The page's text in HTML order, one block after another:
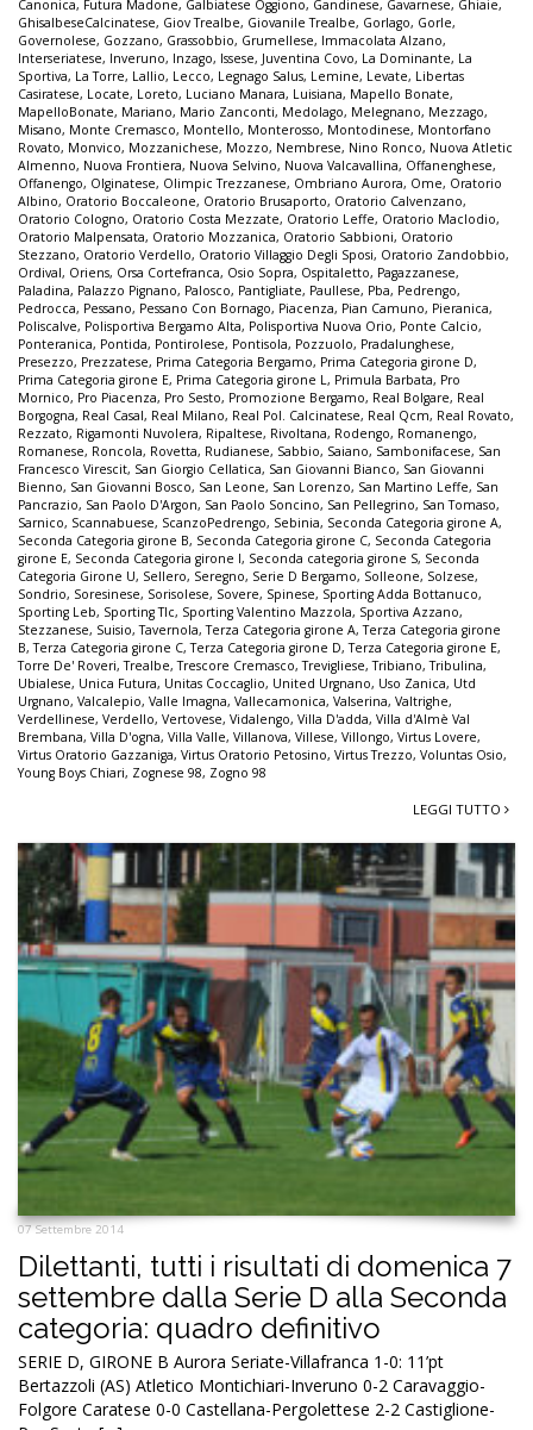
Canonica, Futura Madone, Galbiatese Oggiono, Gandinese, Gavarnese, Ghiaie,
GhisalbeseCalcinatese, Giov Trealbe, Giovanile Trealbe, Gorlago, Gorle,
Governolese, Gozzano, Grassobbio, Grumellese, Immacolata Alzano,
Interseriatese, Inveruno, Inzago, Issese, Juventina Covo, La Dominante, La
Sportiva, La Torre, Lallio, Lecco, Legnago Salus, Lemine, Levate, Libertas
Casiratese, Locate, Loreto, Luciano Manara, Luisiana, Mapello Bonate,
MapelloBonate, Mariano, Mario Zanconti, Medolago, Melegnano, Mezzago,
Misano, Monte Cremasco, Montello, Monterosso, Montodinese, Montorfano
Rovato, Monvico, Mozzanichese, Mozzo, Nembrese, Nino Ronco, Nuova Atletic
Almenno, Nuova Frontiera, Nuova Selvino, Nuova Valcavallina, Offanenghese,
Offanengo, Olginatese, Olimpic Trezzanese, Ombriano Aurora, Ome, Oratorio
Albino, Oratorio Boccaleone, Oratorio Brusaporto, Oratorio Calvenzano,
Oratorio Cologno, Oratorio Costa Mezzate, Oratorio Leffe, Oratorio Maclodio,
Oratorio Malpensata, Oratorio Mozzanica, Oratorio Sabbioni, Oratorio
Stezzano, Oratorio Verdello, Oratorio Villaggio Degli Sposi, Oratorio Zandobbio,
Ordival, Oriens, Orsa Cortefranca, Osio Sopra, Ospitaletto, Pagazzanese,
Paladina, Palazzo Pignano, Palosco, Pantigliate, Paullese, Pba, Pedrengo,
Pedrocca, Pessano, Pessano Con Bornago, Piacenza, Pian Camuno, Pieranica,
Poliscalve, Polisportiva Bergamo Alta, Polisportiva Nuova Orio, Ponte Calcio,
Ponteranica, Pontida, Pontirolese, Pontisola, Pozzuolo, Pradalunghese,
Presezzo, Prezzatese, Prima Categoria Bergamo, Prima Categoria girone D,
Prima Categoria girone E, Prima Categoria girone L , Primula Barbata, Pro
Mornico, Pro Piacenza, Pro Sesto, Promozione Bergamo, Real Bolgare, Real
Borgogna, Real Casal, Real Milano, Real Pol. Calcinatese, Real Qcm, Real Rovato,
Rezzato, Rigamonti Nuvolera, Ripaltese, Rivoltana, Rodengo, Romanengo,
Romanese, Roncola, Rovetta, Rudianese, Sabbio, Saiano, Sambonifacese, San
Francesco Virescit, San Giorgio Cellatica, San Giovanni Bianco, San Giovanni
Bienno, San Giovanni Bosco, San Leone, San Lorenzo, San Martino Leffe, San
Pancrazio, San Paolo D'Argon, San Paolo Soncino, San Pellegrino, San Tomaso,
Sarnico, Scannabuese, ScanzoPedrengo, Sebinia, Seconda Categoria girone A,
Seconda Categoria girone B, Seconda Categoria girone C, Seconda Categoria
girone E, Seconda Categoria girone I, Seconda categoria girone S, Seconda
Categoria Girone U, Sellero, Seregno, Serie D Bergamo, Solleone, Solzese,
Sondrio, Soresinese, Sorisolese, Sovere, Spinese, Sporting Adda Bottanuco,
Sporting Leb, Sporting Tlc, Sporting Valentino Mazzola, Sportiva Azzano,
Stezzanese, Suisio,Tavernola,Terza Categoria girone A,Terza Categoria girone
B,Terza Categoria girone C,Terza Categoria girone D,Terza Categoria girone E,
Torre De' Roveri,Trealbe,Trescore Cremasco,Trevigliese,Tribiano,Tribulina,
Ubialese, Unica Futura, Unitas Coccaglio, United Urgnano, Uso Zanica, Utd
Urgnano, Valcalepio, Valle Imagna, Vallecamonica, Valserina, Valtrighe,
Verdellinese, Verdello, Vertovese, Vidalengo, Villa D'adda, Villa d'Almè Val
Brembana, Villa D'ogna, Villa Valle, Villanova, Villese, Villongo, Virtus Lovere,
Virtus Oratorio Gazzaniga, Virtus Oratorio Petosino, Virtus Trezzo, Voluntas Osio,
Young Boys Chiari, Zognese 98, Zogno 98
LEGGI TUTTO
07 Settembre 2014
Dilettanti, tutti i risultati di domenica 7
settembre dalla Serie D alla Seconda
categoria: quadro definitivo
SERIE D, GIRONE B Aurora Seriate-Villafranca 1-0: 11’pt
Bertazzoli (AS) Atletico Montichiari-Inveruno 0-2 Caravaggio-
Folgore Caratese 0-0 Castellana-Pergolettese 2-2 Castiglione-